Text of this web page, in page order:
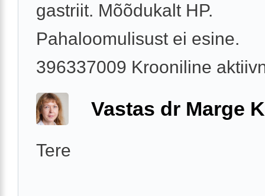
gastriit. Mõõdukalt HP.
Pahaloomulisust ei esine.
396337009 Krooniline
Vastas dr Marge
Tere